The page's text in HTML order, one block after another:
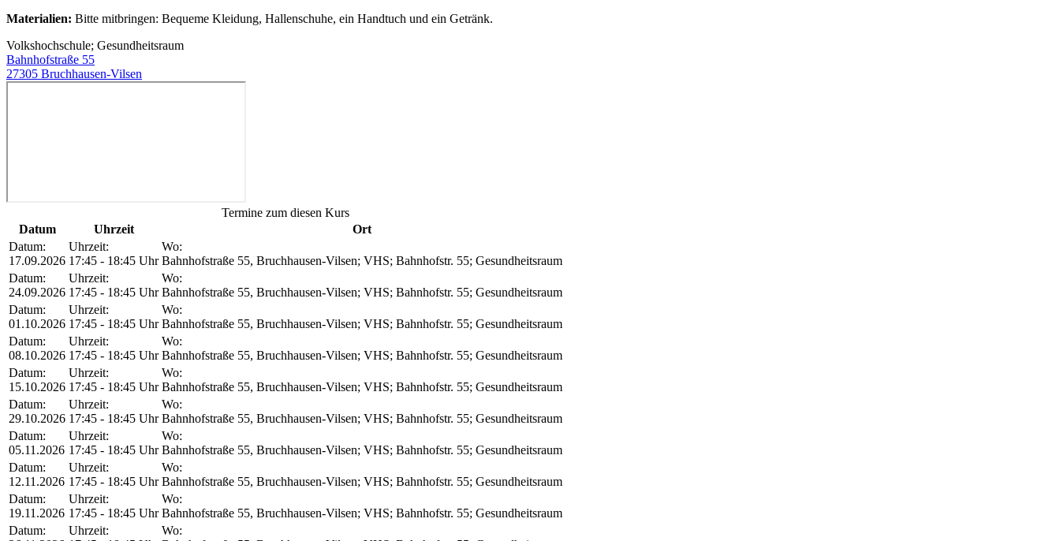
Materialien: Bitte mitbringen: Bequeme Kleidung, Hallenschuhe, ein Handtuch und ein Getränk.
Volkshochschule; Gesundheitsraum
Bahnhofstraße 55
27305 Bruchhausen-Vilsen
Termine zum diesen Kurs
Datum
Uhrzeit
Ort
Datum:
17.09.2026
Uhrzeit:
17:45 - 18:45 Uhr
Wo:
Bahnhofstraße 55, Bruchhausen-Vilsen; VHS; Bahnhofstr. 55; Gesundheitsraum
Datum:
24.09.2026
Uhrzeit:
17:45 - 18:45 Uhr
Wo:
Bahnhofstraße 55, Bruchhausen-Vilsen; VHS; Bahnhofstr. 55; Gesundheitsraum
Datum:
01.10.2026
Uhrzeit:
17:45 - 18:45 Uhr
Wo:
Bahnhofstraße 55, Bruchhausen-Vilsen; VHS; Bahnhofstr. 55; Gesundheitsraum
Datum:
08.10.2026
Uhrzeit:
17:45 - 18:45 Uhr
Wo:
Bahnhofstraße 55, Bruchhausen-Vilsen; VHS; Bahnhofstr. 55; Gesundheitsraum
Datum:
15.10.2026
Uhrzeit:
17:45 - 18:45 Uhr
Wo:
Bahnhofstraße 55, Bruchhausen-Vilsen; VHS; Bahnhofstr. 55; Gesundheitsraum
Datum:
29.10.2026
Uhrzeit:
17:45 - 18:45 Uhr
Wo:
Bahnhofstraße 55, Bruchhausen-Vilsen; VHS; Bahnhofstr. 55; Gesundheitsraum
Datum:
05.11.2026
Uhrzeit:
17:45 - 18:45 Uhr
Wo:
Bahnhofstraße 55, Bruchhausen-Vilsen; VHS; Bahnhofstr. 55; Gesundheitsraum
Datum:
12.11.2026
Uhrzeit:
17:45 - 18:45 Uhr
Wo:
Bahnhofstraße 55, Bruchhausen-Vilsen; VHS; Bahnhofstr. 55; Gesundheitsraum
Datum:
19.11.2026
Uhrzeit:
17:45 - 18:45 Uhr
Wo:
Bahnhofstraße 55, Bruchhausen-Vilsen; VHS; Bahnhofstr. 55; Gesundheitsraum
Datum:
Uhrzeit:
Wo: